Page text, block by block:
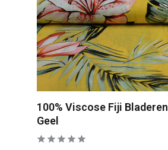
100% Viscose Fiji Bladeren
Geel